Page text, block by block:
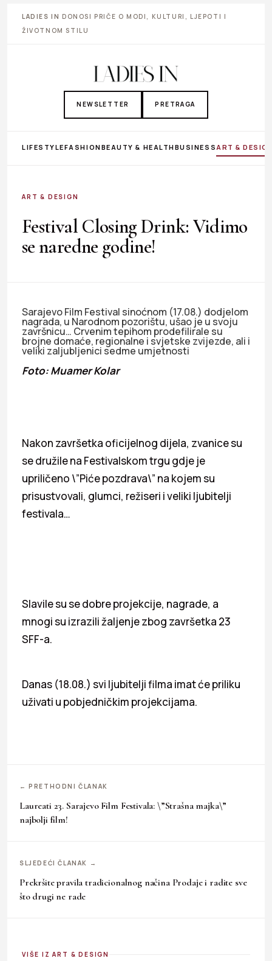
LADIES IN DONOSI PRIČE O MODI, KULTURI, LJEPOTI I
ŽIVOTNOM STILU
NEWSLETTER PRETRAGA
LIFESTYLEFASHIONBEAUTY & HEALTHBUSINESS ART &
ART & DESIGN
Festival Closing Drink: Vidimo
se naredne godine!
Sarajevo Film Festival sinoćnom (17.08.) dodjelom
nagrada, u Narodnom pozorištu, ušao je u svoju
završnicu… Crvenim tepihom prodefilirale su
brojne domaće, regionalne i svjetske zvijezde, ali i
veliki zaljubljenici sedme umjetnosti
Foto: Muamer Kolar
Nakon završetka oficijelnog dijela, zvanice su
se družile na Festivalskom trgu gdje je
upriličeno \”Piće pozdrava\” na kojem su
prisustvovali, glumci, režiseri i veliki ljubitelji
festivala…
Slavile su se dobre projekcije, nagrade, a
mnogi su izrazili žaljenje zbog završetka 23
SFF-a.
Danas (18.08.) svi ljubitelji filma imat će priliku
uživati u pobjedničkim projekcijama.
← PRETHODNI ČLANAK
Laureati 23. Sarajevo Film Festivala: \”Strašna majka\”
najbolji film!
SLJEDEĆI ČLANAK →
Prekršite pravila tradicionalnog načina Prodaje i radite sve
što drugi ne rade
VIŠE IZ ART & DESIGN